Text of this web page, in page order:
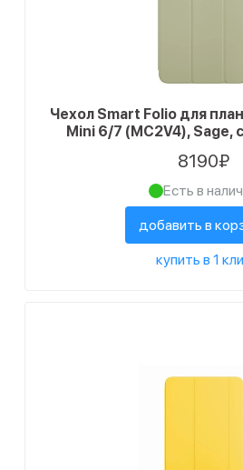
Чехол Smart Folio для
Mini 6/7 (MC2V4), Sage,
8190₽
Есть в
добавить в
купить в 1